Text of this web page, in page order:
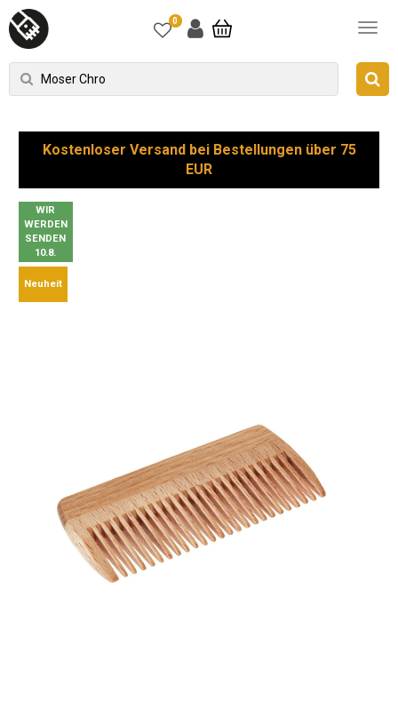
0
Kostenloser Versand bei Bestellungen über 75
EUR
WIR
WERDEN
SENDEN
10.8.
Neuheit